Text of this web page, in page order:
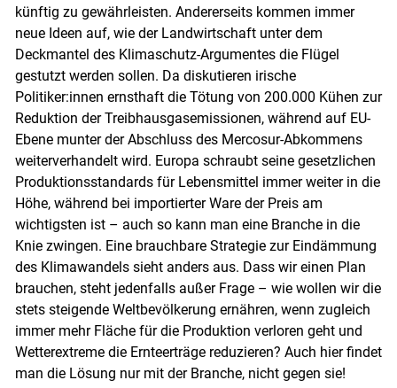
Skip to main content
künftig zu gewährleisten. Andererseits kommen immer
neue Ideen auf, wie der Landwirtschaft unter dem
Deckmantel des Klimaschutz-Argumentes die Flügel
gestutzt werden sollen. Da diskutieren irische
Politiker:innen ernsthaft die Tötung von 200.000 Kühen zur
Reduktion der Treibhausgasemissionen, während auf EU-
Ebene munter der Abschluss des Mercosur-Abkommens
weiterverhandelt wird. Europa schraubt seine gesetzlichen
Produktionsstandards für Lebensmittel immer weiter in die
Höhe, während bei importierter Ware der Preis am
wichtigsten ist – auch so kann man eine Branche in die
Knie zwingen. Eine brauchbare Strategie zur Eindämmung
des Klimawandels sieht anders aus. Dass wir einen Plan
brauchen, steht jedenfalls außer Frage – wie wollen wir die
stets steigende Weltbevölkerung ernähren, wenn zugleich
immer mehr Fläche für die Produktion verloren geht und
Wetterextreme die Ernteerträge reduzieren? Auch hier findet
man die Lösung nur mit der Branche, nicht gegen sie!